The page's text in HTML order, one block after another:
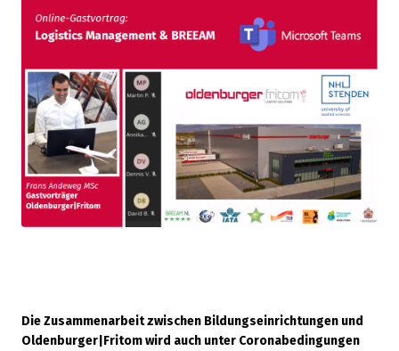
Die Zusammenarbeit zwischen Bildungseinrichtungen und
Oldenburger|Fritom wird auch unter Coronabedingungen